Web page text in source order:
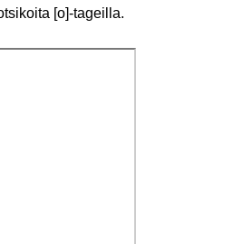
[o]-tageilla.